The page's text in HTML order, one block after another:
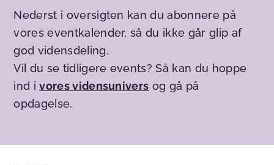
Nederst i oversigten kan du abonnere på
vores eventkalender, så du ikke går glip af
god vidensdeling.
Vil du se tidligere events? Så kan du hoppe
ind ivores vidensunivers og gå på
opdagelse.